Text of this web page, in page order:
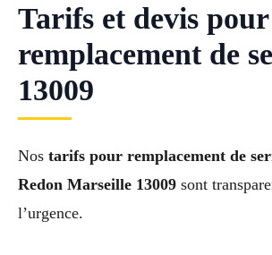
Tarifs et devis pour
remplacement de
13009
Nos tarifs pour remplacement de
Redon Marseille 13009 sont
l’urgence.